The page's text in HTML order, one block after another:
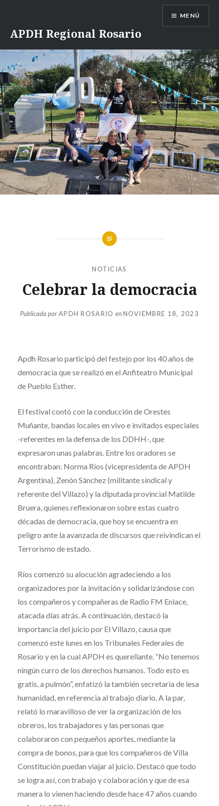
APDH Regional Rosario
MENÚ
NOTICIAS
Celebrar la democracia
Publicada porAPDH ROSARIO enNOVIEMBRE 18, 2023
Apdh Rosario participó del festejo por los 40 años de
democracia que se realizó en el Anfiteatro Municipal
de Pueblo Esther.
El festival contó con la conducción de Orestes
Muñante, bandas locales en vivo e invitados especiales
-referentes en la defensa de los DDHH-, que
expresaron unas palabras. Entre los oradores se
encontraban: Norma Ríos (vicepresidenta de APDH
Argentina), Zenón Sánchez (militante sindical y
referente del Villazo) y la diputada provincial Matilde
Bruera, quienes reflexionaron sobre estas cuatro
décadas de democracia, que hoy se encuentra en
peligro ante la avanzada de discursos que reivindican el
Terrorismo de estado.
Ríos comenzó su alocución agradeciendo a los
organizadores por la invitación y solidarizándose con
los compañeros y compañeras de Radio FM Enlace,
atacada días atrás. A continuación, destacó la
importancia del juicio por El Villazo, causa que
comenzó este lunes en los Tribunales Federales de
Rosario y en la cual APDH es querellante. “No tenemos
ningún curro de los derechos humanos. Todo esto es
gratis, a pulmón”, enfatizó la también secretaria de lesa
humanidad, en referencia al trabajo diario. A la par,
relató lo maravilloso de ver la organización de los
obreros, los trabajadores y las personas que
colaboraron con pequeños aportes, mediante la
compra de bonos, para que los compañeros de Villa
Constitución puedan viajar al juicio. Destacó que todo
se logra así, con trabajo y colaboración y que de esa
manera lo vienen haciendo desde hace 47 años cuando